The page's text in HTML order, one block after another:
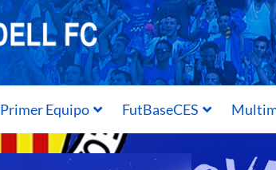
Primer Equipo FutBaseCES